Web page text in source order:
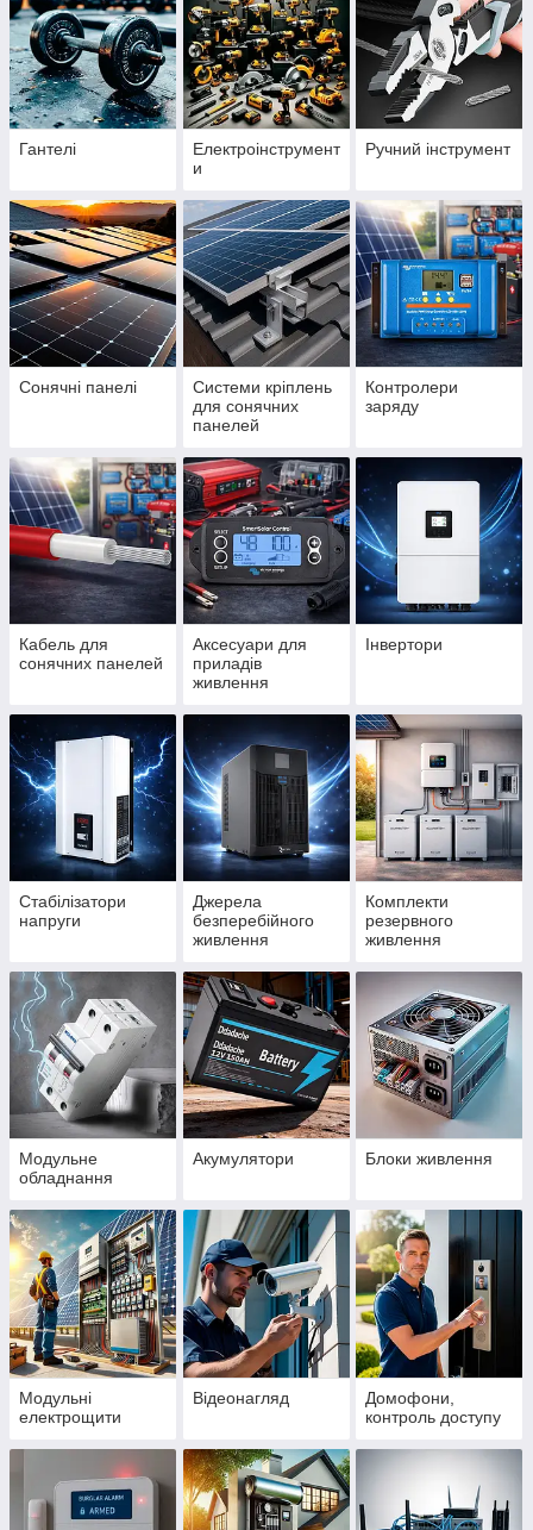
Гантелі
Електроінструмент
и
Ручний інструмент
Сонячні панелі
Системи кріплень
для сонячних
панелей
Контролери
заряду
Кабель для
сонячних панелей
Аксесуари для
приладів
живлення
Інвертори
Стабілізатори
напруги
Джерела
безперебійного
живлення
Комплекти
резервного
живлення
Модульне
обладнання
Акумулятори Блоки живлення
Модульні
електрощити
Відеонагляд
Домофони,
контроль доступу